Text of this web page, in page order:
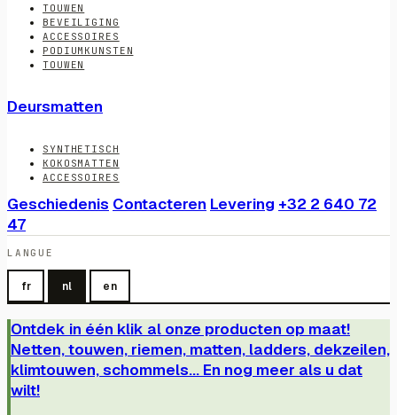
TOUWEN
BEVEILIGING
ACCESSOIRES
PODIUMKUNSTEN
TOUWEN
Deursmatten
SYNTHETISCH
KOKOSMATTEN
ACCESSOIRES
Geschiedenis Contacteren Levering +32 2 640 72
47
LANGUE
fr nl en
Ontdek in één klik al onze producten op maat!
Netten, touwen, riemen, matten, ladders, dekzeilen,
klimtouwen, schommels... En nog meer als u dat
wilt!